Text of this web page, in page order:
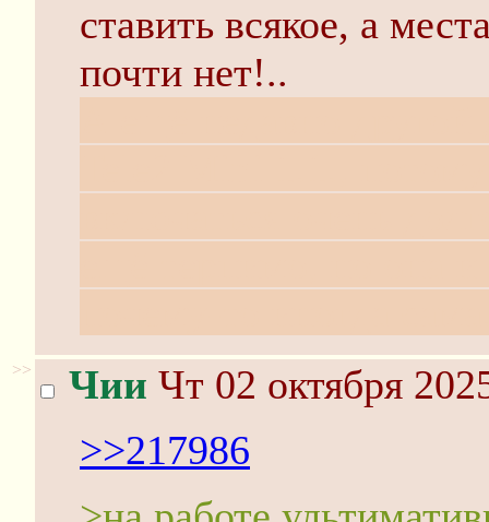
ставить всякое, а
почти нет!..
>> Чии Чт 02 октября
>>217986